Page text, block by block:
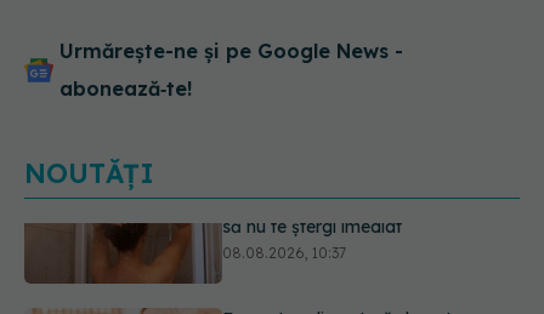
Urmărește-ne și pe Google News -
abonează‑te!
NOUTĂȚI
Fereastra alimentară de opt ore ar